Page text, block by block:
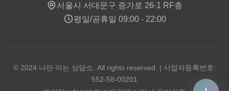
서울시 서대문구 증가로 26-1 RF층
평일/공휴일 09:00 - 22:00
© 2024 나만 아는 상담소. All rights reserved. | 사업자등록번호:
552-58-00201